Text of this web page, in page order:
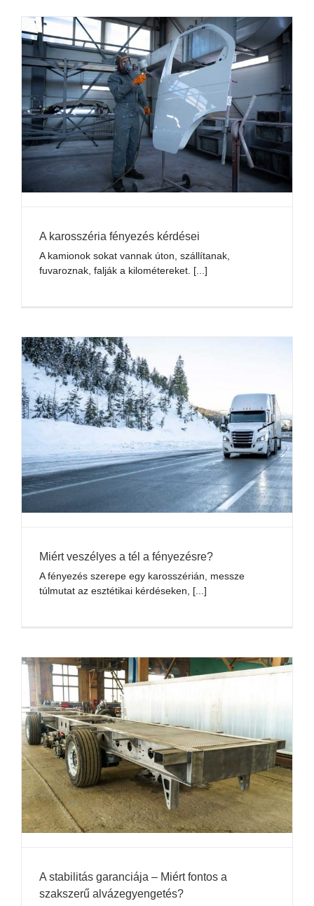
A karosszéria fényezés kérdései
A kamionok sokat vannak úton, szállítanak,
fuvaroznak, falják a kilométereket. [...]
Miért veszélyes a tél a fényezésre?
A fényezés szerepe egy karosszérián, messze
túlmutat az esztétikai kérdéseken, [...]
A stabilitás garanciája – Miért fontos a
szakszerű alvázegyengetés?